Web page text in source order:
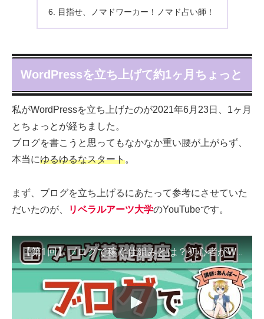
目指せ、ノマドワーカー！ノマド占い師！
WordPressを立ち上げて約1ヶ月ちょっと
私がWordPressを立ち上げたのが2021年6月23日、1ヶ月
とちょっとが経ちました。
ブログを書こうと思ってもなかなか重い腰が上がらず、
本当にゆるゆるなスタート。
まず、ブログを立ち上げるにあたって参考にさせていた
だいたのが、
リベラルアーツ大学のYouTubeです。
【第1回】ブログで稼ぐ仕組みとは？初心者がWordPressを使って稼げるブログを作る手順を丁寧に解説！【ブログ基礎講座】